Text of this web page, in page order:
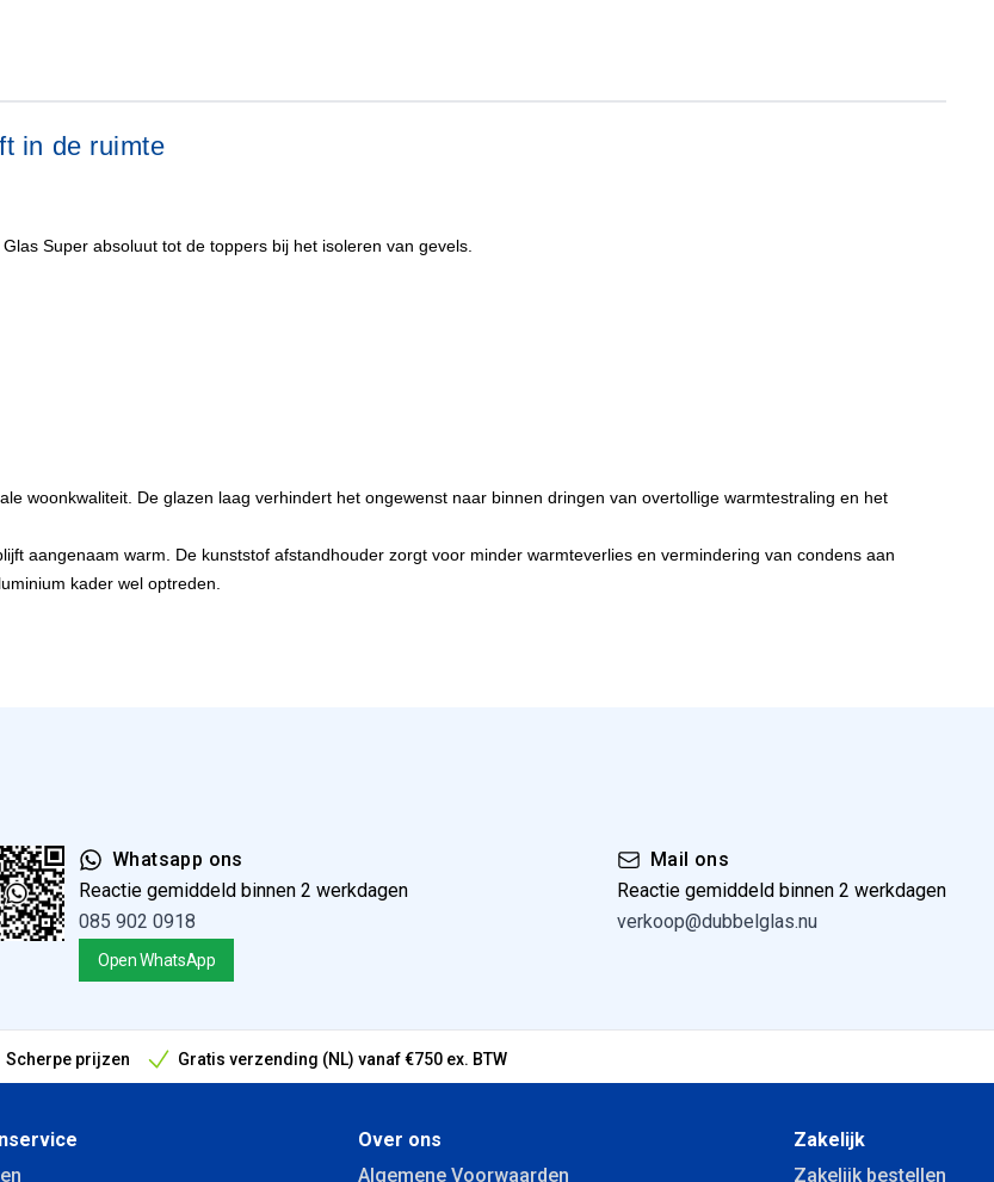
in de ruimte
Super absoluut tot de toppers bij het isoleren van gevels.
woonkwaliteit. De glazen laag verhindert het ongewenst naar binnen dringen van overtollige warmtestraling en het
aangenaam warm. De kunststof afstandhouder zorgt voor minder warmteverlies en vermindering van condens aan
kader wel optreden.
Whatsapp ons
Reactie gemiddeld binnen 2 werkdagen
085 902 0918
Open WhatsApp
Mail ons
Reactie gemiddeld binnen 2 werkdagen
verkoop@dubbelglas.nu
Scherpe prijzen
Gratis verzending (NL) vanaf €750 ex. BTW
Over ons
Algemene Voorwaarden
Zakelijk
Zakelijk bestellen